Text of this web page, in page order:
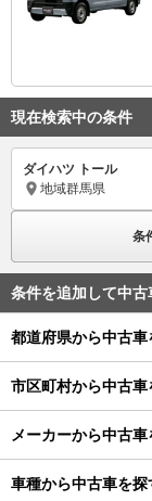
現在検索中の条件
ダイハツ トール
地域群馬県
条
条件を追加して中古
都道府県から中古車
市区町村から中古車
メーカーから中古車
車種から中古車を探